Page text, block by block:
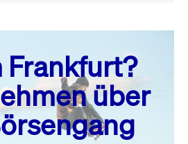
DO. FR. SA. SO.
1
2
6 7 8
Frankfurt?
über